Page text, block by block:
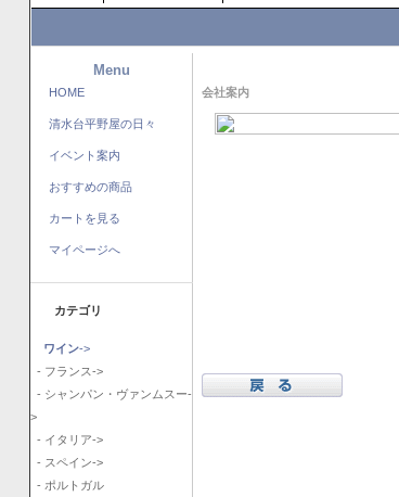
Menu
HOME
清水台平野屋の日々
イベント案内
おすすめの商品
カートを見る
マイページへ
カテゴリ
ワイン->
- フランス->
- シャンパン・ヴァンムスー-
>
- イタリア->
- スペイン->
- ポルトガル
会社案内